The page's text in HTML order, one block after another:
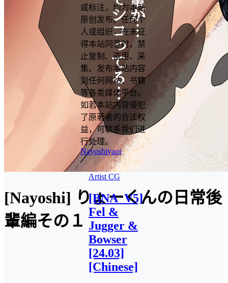
[Nayoshi] りょーくんの日常後
輩編その１
或标注，均为本站
原创发布。任何个
人或组织，在未征
得本站同意时，禁
止复制、盗用、采
集、发布本站内容
到任何网站、书籍
等各类媒体平台。
如若本站内容侵犯
了原著者的合法权
益，可联系我们进
行处理。
Nayoshiyaoi
Artist CG
[BNA_V5]
Fel &
Jugger &
Bowser
[24.03]
[Chinese]